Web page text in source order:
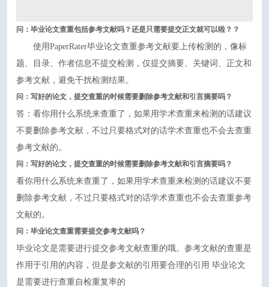
问：毕业论文查重包括参考文献吗？还是只需要提交正文就可以啦？？
使用PaperRater毕业论文查重参考文献要上传检测的，像标
题、目录、作者信息不提交检测，仅提交摘要、关键词、正文和
参考文献，避免干扰检测结果。
问：写好的论文，提交查重的时候需要删除参考文献和引言摘要吗？
答：看你用什么系统来查重了，如果用学术查重来检测的话建议
不要删除参考文献，不过只要格式对的话学术查重也不会去查重
参考文献的。
问：写好的论文，提交查重的时候需要删除参考文献和引言摘要吗？
看你用什么系统来查重了，如果用学术查重来检测的话建议不要
删除参考文献，不过只要格式对的话学术查重也不会去查重参考
文献的。
问：毕业论文查重需要提交参考文献吗？
毕业论文是需要进行提交参考文献查重的哦。参考文献的查重是
作用于引用的内容，但是参文献的引用要合理的引用 毕业论文
是需要进行查重自检重复率的